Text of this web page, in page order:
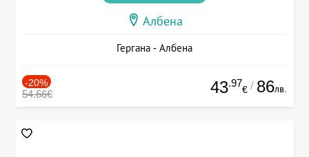
Албена
Гергана - Албена
-20%
54.66€ 43.97
€ / 86лв.